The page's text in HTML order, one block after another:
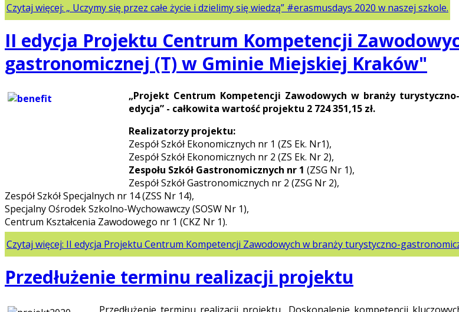
Czytaj więcej: „ Uczymy się przez całe życie i dzielimy się wiedzą” #erasmusdays 2020 w naszej szkole.
II edycja Projektu Centrum Kompetencji
gastronomicznej (T) w Gminie Miejskiej Kraków"
„Projekt Centrum Kompetencji Zawodowych w branży
edycja” - całkowita wartość projektu 2 724 351,15 zł.
Realizatorzy projektu:
Zespół Szkół Ekonomicznych nr 1 (ZS Ek. Nr1),
Zespół Szkół Ekonomicznych nr 2 (ZS Ek. Nr 2),
Zespołu Szkół Gastronomicznych nr 1 (ZSG Nr 1),
Zespół Szkół Gastronomicznych nr 2 (ZSG Nr 2),
Zespół Szkół Specjalnych nr 14 (ZSS Nr 14),
Specjalny Ośrodek Szkolno-Wychowawczy (SOSW Nr 1),
Centrum Kształcenia Zawodowego nr 1 (CKZ Nr 1).
Czytaj więcej: II edycja Projektu Centrum Kompetencji Zawodowych w branży turystyczno-
Przedłużenie terminu realizacji projektu